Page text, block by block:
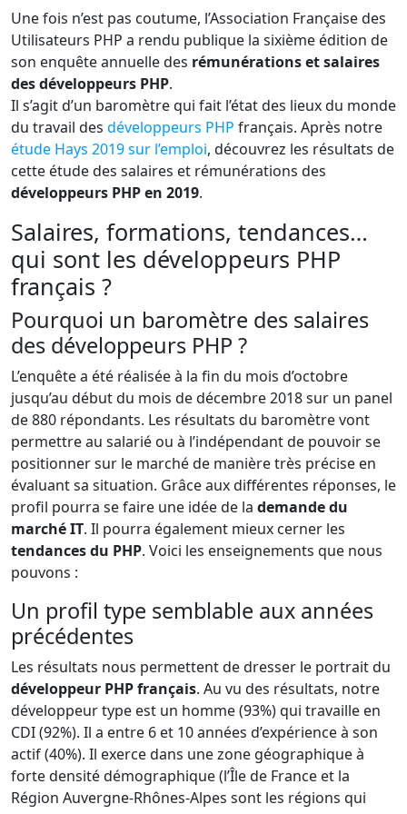
Une fois n’est pas coutume, l’Association Française des
Utilisateurs PHP a rendu publique la sixième édition de
son enquête annuelle des rémunérations et salaires
des développeurs PHP.
Il s’agit d’un baromètre qui fait l’état des lieux du monde
du travail des développeurs PHP français. Après notre
étude Hays 2019 sur l’emploi, découvrez les résultats de
cette étude des salaires et rémunérations des
développeurs PHP en 2019.
Salaires, formations, tendances…
qui sont les développeurs PHP
français ?
Pourquoi un baromètre des salaires
des développeurs PHP ?
L’enquête a été réalisée à la fin du mois d’octobre
jusqu’au début du mois de décembre 2018 sur un panel
de 880 répondants. Les résultats du baromètre vont
permettre au salarié ou à l’indépendant de pouvoir se
positionner sur le marché de manière très précise en
évaluant sa situation. Grâce aux différentes réponses, le
profil pourra se faire une idée de la demande du
marché IT. Il pourra également mieux cerner les
tendances du PHP. Voici les enseignements que nous
pouvons :
Un profil type semblable aux années
précédentes
Les résultats nous permettent de dresser le portrait du
développeur PHP français. Au vu des résultats, notre
développeur type est un homme (93%) qui travaille en
CDI (92%). Il a entre 6 et 10 années d’expérience à son
actif (40%). Il exerce dans une zone géographique à
forte densité démographique (l’Île de France et la
Région Auvergne-Rhônes-Alpes sont les régions qui